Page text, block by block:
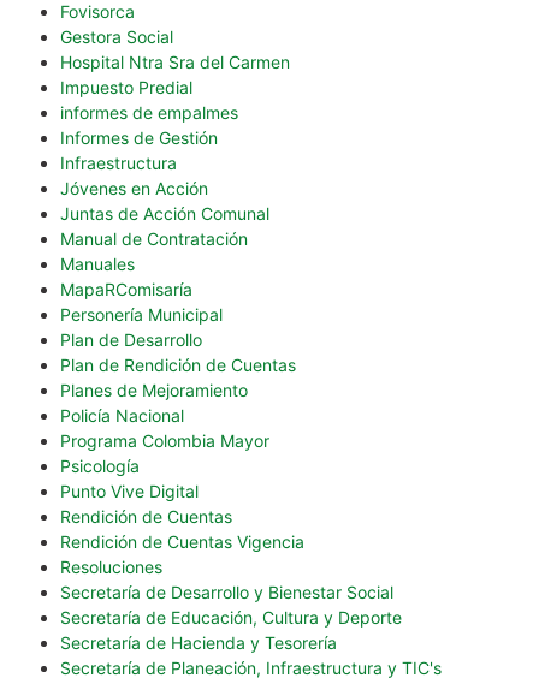
Fovisorca
Gestora Social
Hospital Ntra Sra del Carmen
Impuesto Predial
informes de empalmes
Informes de Gestión
Infraestructura
Jóvenes en Acción
Juntas de Acción Comunal
Manual de Contratación
Manuales
MapaRComisaría
Personería Municipal
Plan de Desarrollo
Plan de Rendición de Cuentas
Planes de Mejoramiento
Policía Nacional
Programa Colombia Mayor
Psicología
Punto Vive Digital
Rendición de Cuentas
Rendición de Cuentas Vigencia
Resoluciones
Secretaría de Desarrollo y Bienestar Social
Secretaría de Educación, Cultura y Deporte
Secretaría de Hacienda y Tesorería
Secretaría de Planeación, Infraestructura y TIC's